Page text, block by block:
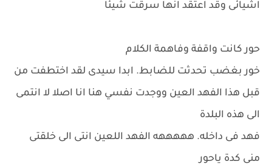
اشيائى وقد اعتقد انها سرقت شيئا
حور كانت واقفة وفاهمة الكلام
خور بغضب تحدثت للضابط. ابدا سيدى لقد اختطفت من
قبل هذا الفهد العين ووجدت نفسي هنا انا اصلا لا انتمى
الى هذه البلدة
فهد فى داخله. هههههه الفهد اللعين انتى الى خلقتى
منى كدة ياحور